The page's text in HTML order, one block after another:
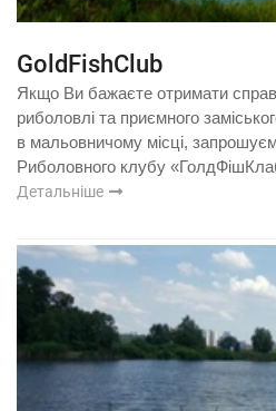
GoldFishClub
Якщо Ви бажаєте отримати
риболовлі та приємного
в мальовничому місці,
Риболовного клубу
Детальніше